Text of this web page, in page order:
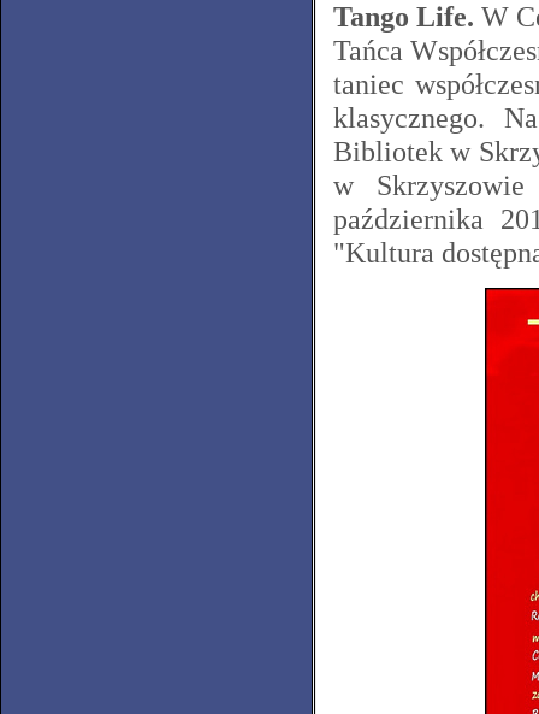
Tango Life. W
Tańca
taniec
klasycznego.
Bibliotek w
w
października
"Kultura